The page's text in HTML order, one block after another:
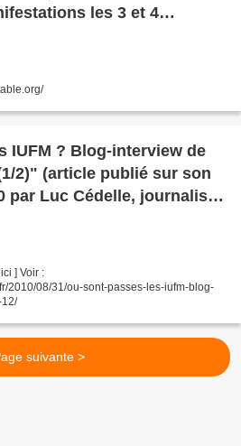
les 3 et 4
IUFM ? Blog-interview de
2)" (article publié sur son
par Luc Cédelle, journaliste
] Voir :
2010/08/31/ou-sont-passes-les-iufm-blog-
suivante >